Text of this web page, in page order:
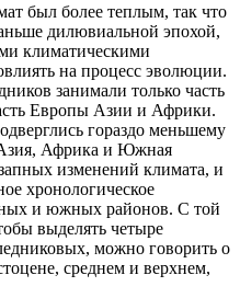
был более теплым, так что
дилювиальной эпохой,
климатическими
на процесс эволюции.
занимали только часть
Европы Азии и Африки.
гораздо меньшему
Африка и Южная
изменений климата, и
хронологическое
и южных районов. С той
выделять четыре
можно говорить о
среднем и верхнем,